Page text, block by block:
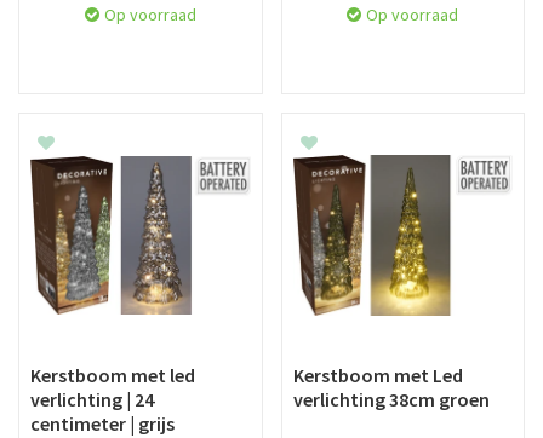
Op voorraad Op voorraad
Kerstboom met led
verlichting | 24
centimeter | grijs
Kerstboom met Led
verlichting 38cm groen